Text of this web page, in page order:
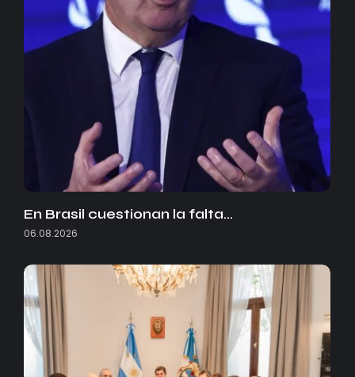
En Brasil cuestionan la falta…
06.08.2026